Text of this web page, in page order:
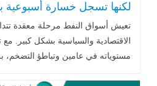
لكنها تسجل خسارة أسبوعية
تعيش أسواق النفط مرحلة معقدة
الاقتصادية والسياسية بشكل كبير. مع
مستوياته في عامين وتباطؤ